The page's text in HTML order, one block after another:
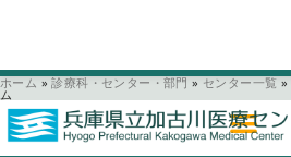
ホーム » 診療科・センター・部門 » センター一覧 »
ム